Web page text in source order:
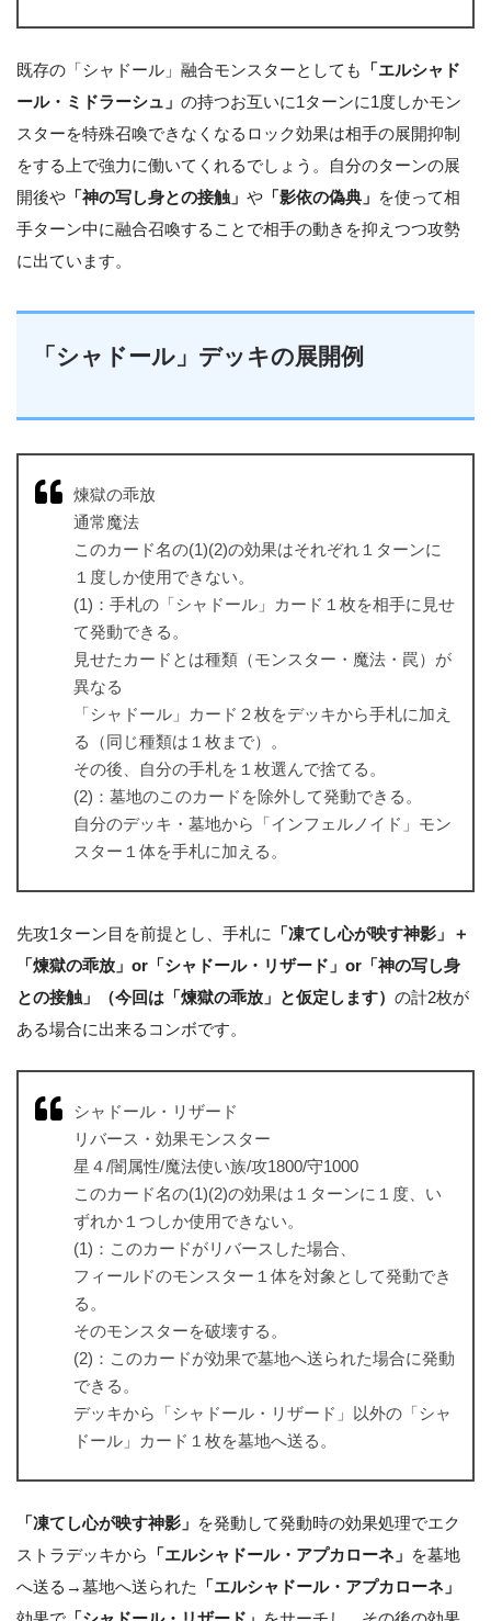
既存の「シャドール」融合モンスターとしても
「エルシャド
ール・ミドラーシュ」 の持つお互いに1ターンに1度しかモン
スターを特殊召喚できなくなるロック効果は相手の展開抑制
をする上で強力に働いてくれるでしょう。自分のターンの展
開後や 「神の写し身との接触」 や 「影依の偽典」 を使って相
手ターン中に融合召喚することで相手の動きを抑えつつ攻勢
に出ています。
「シャドール」デッキの展開例
煉獄の乖放
通常魔法
このカード名の(1)(2)の効果はそれぞれ１ターンに
１度しか使用できない。
(1)：手札の「シャドール」カード１枚を相手に見せ
て発動できる。
見せたカードとは種類（モンスター・魔法・罠）が
異なる
「シャドール」カード２枚をデッキから手札に加え
る（同じ種類は１枚まで）。
その後、自分の手札を１枚選んで捨てる。
(2)：墓地のこのカードを除外して発動できる。
自分のデッキ・墓地から「インフェルノイド」モン
スター１体を手札に加える。
先攻1ターン目を前提とし、手札に
「凍てし心が映す神影」＋
「煉獄の乖放」or「シャドール・リザード」or「神の写し身
との接触」（今回は「煉獄の乖放」と仮定します） の計2枚が
ある場合に出来るコンボです。
シャドール・リザード
リバース・効果モンスター
星４/闇属性/魔法使い族/攻1800/守1000
このカード名の(1)(2)の効果は１ターンに１度、い
ずれか１つしか使用できない。
(1)：このカードがリバースした場合、
フィールドのモンスター１体を対象として発動でき
る。
そのモンスターを破壊する。
(2)：このカードが効果で墓地へ送られた場合に発動
できる。
デッキから「シャドール・リザード」以外の「シャ
ドール」カード１枚を墓地へ送る。
「凍てし心が映す神影」 を発動して発動時の効果処理でエク
ストラデッキから
「エルシャドール・アプカローネ」 を墓地
へ送る→墓地へ送られた
「エルシャドール・アプカローネ」